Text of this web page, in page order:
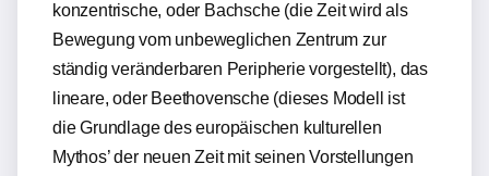
konzentrische, oder Bachsche (die Zeit wird als
Bewegung vom unbeweglichen Zentrum zur
ständig veränderbaren Peripherie vorgestellt), das
lineare, oder Beethovensche (dieses Modell ist
die Grundlage des europäischen kulturellen
Mythos’ der neuen Zeit mit seinen Vorstellungen